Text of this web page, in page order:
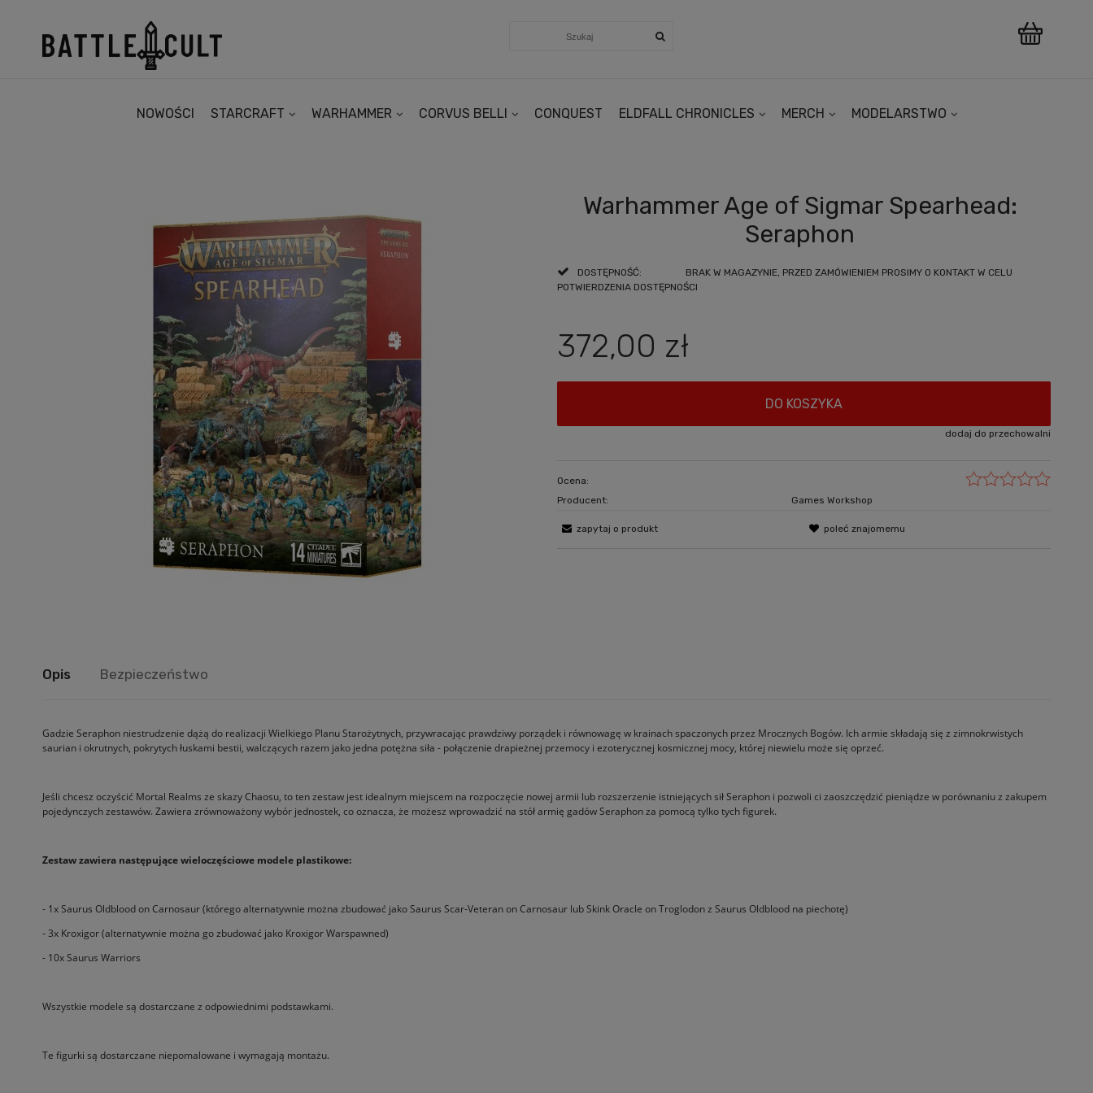
NOWOŚCI STARCRAFT WARHAMMER CORVUS BELLI CONQUEST ELDFALL CHRONICLES MERCH MODELARSTWO
Warhammer Age of Sigmar Spearhead:
Seraphon
DOSTĘPNOŚĆ:
BRAK W MAGAZYNIE, PRZED ZAMÓWIENIEM PROSIMY O KONTAKT W CELU
POTWIERDZENIA DOSTĘPNOŚCI
372,00 zł
DO KOSZYKA
dodaj do przechowalni
Ocena:
Producent:
Games Workshop
zapytaj o produkt poleć znajomemu
Opis Bezpieczeństwo
Gadzie Seraphon niestrudzenie dążą do realizacji Wielkiego Planu Starożytnych, przywracając prawdziwy porządek i równowagę w krainach spaczonych przez Mrocznych Bogów. Ich armie składają się z zimnokrwistych
saurian i okrutnych, pokrytych łuskami bestii, walczących razem jako jedna potężna siła - połączenie drapieżnej przemocy i ezoterycznej kosmicznej mocy, której niewielu może się oprzeć.
Jeśli chcesz oczyścić Mortal Realms ze skazy Chaosu, to ten zestaw jest idealnym miejscem na rozpoczęcie nowej armii lub rozszerzenie istniejących sił Seraphon i pozwoli ci zaoszczędzić pieniądze w porównaniu z zakupem
pojedynczych zestawów. Zawiera zrównoważony wybór jednostek, co oznacza, że możesz wprowadzić na stół armię gadów Seraphon za pomocą tylko tych figurek.
Zestaw zawiera następujące wieloczęściowe modele plastikowe:
- 1x Saurus Oldblood on Carnosaur (którego alternatywnie można zbudować jako Saurus Scar-Veteran on Carnosaur lub Skink Oracle on Troglodon z Saurus Oldblood na piechotę)
- 3x Kroxigor (alternatywnie można go zbudować jako Kroxigor Warspawned)
- 10x Saurus Warriors
Wszystkie modele są dostarczane z odpowiednimi podstawkami.
Te figurki są dostarczane niepomalowane i wymagają montażu.